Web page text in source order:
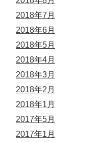
2018年7月
2018年6月
2018年5月
2018年4月
2018年3月
2018年2月
2018年1月
2017年5月
2017年1月